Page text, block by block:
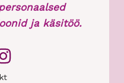
ja käsitöö.